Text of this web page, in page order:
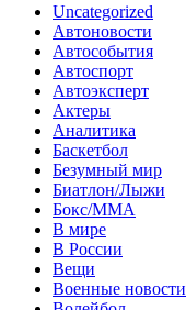
Uncategorized
Автоновости
Автособытия
Автоспорт
Автоэксперт
Актеры
Аналитика
Баскетбол
Безумный мир
Биатлон/Лыжи
Бокс/MMA
В мире
В России
Вещи
Военные новости